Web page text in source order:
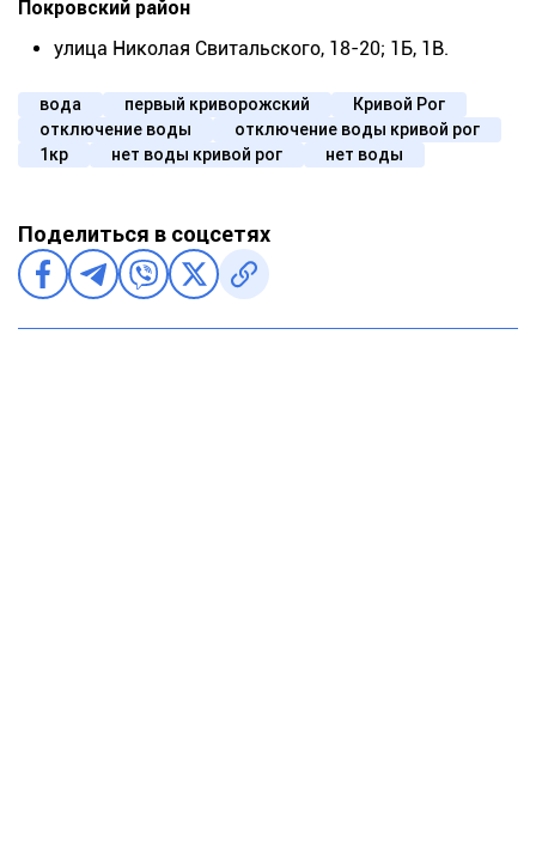
Покровский район
улица Николая Свитальского, 18-20; 1Б, 1В.
вода первый криворожский
Кривой Рог
отключение воды
отключение воды кривой рог
1кр
нет воды кривой рог нет воды
Поделиться в соцсетях